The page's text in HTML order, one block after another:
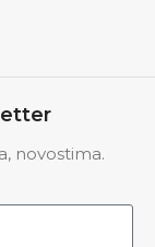
novostima.